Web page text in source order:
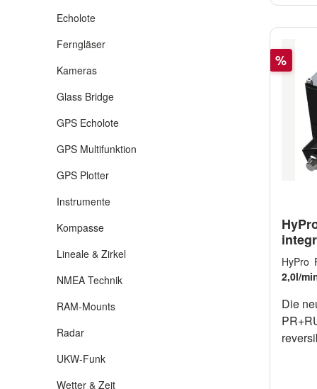
Echolote
Ferngläser
Kameras
Glass Bridge
GPS Echolote
GPS Multifunktion
GPS Plotter
Instrumente
Kompasse
Lineale & Zirkel
NMEA Technik
RAM-Mounts
Radar
UKW-Funk
Wetter & Zeit
Sie
und
kann
den
Rabatt
%
HyPro
2,0l/
Die